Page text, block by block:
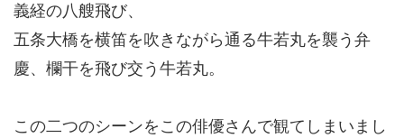
義経の八艘飛び、
五条大橋を横笛を吹きながら通る牛若丸を襲う弁
慶、欄干を飛び交う牛若丸。
この二つのシーンをこの俳優さんで観てしまいまし